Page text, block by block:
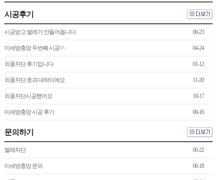
시공후기
시공받고 벌레가 안들어옵니다. 06-23
미세방충망 두번째 시공^^ 04-24
외풍차단 후기입니다. 01-12
외풍차단 효과 대박이에요 11-20
외풍차단시공했어요 10-17
미세방충망 시공 후기 06-16
문의하기
벌레차단 06-22
미세방충망 문의 06-18